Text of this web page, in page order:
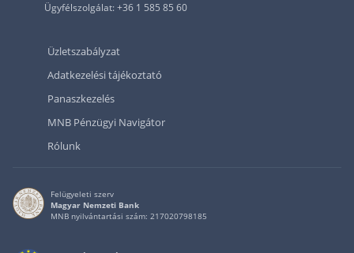
Ügyfélszolgálat: +36 1 585 85 60
Üzletszabályzat
Adatkezelési tájékoztató
Panaszkezelés
MNB Pénzügyi Navigátor
Rólunk
Felügyeleti szerv
Magyar Nemzeti Bank
MNB nyilvántartási szám: 217020798185